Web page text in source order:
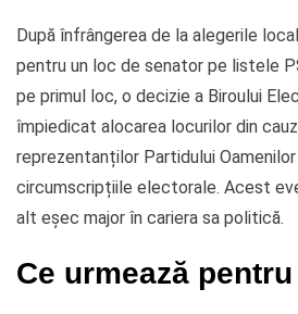
După înfrângerea de la alegerile
pentru un loc de senator pe listele
pe primul loc, o decizie a Biroului
împiedicat alocarea locurilor din
reprezentanților Partidului
circumscripțiile electorale. Acest
alt eșec major în cariera sa politică.
Ce urmează